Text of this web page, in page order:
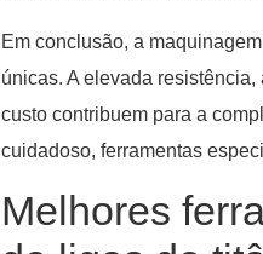
Em conclusão, a
únicas. A elevada
custo contribuem para a
cuidadoso, ferramentas
Melhores